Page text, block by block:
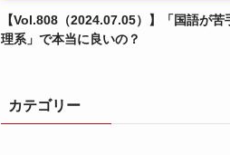
【Vol.808（2024.07.05）】「国語が苦
理系」で本当に良いの？
カテゴリー